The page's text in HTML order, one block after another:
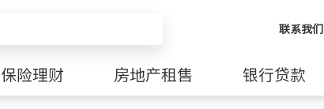
联系我们
保险理财 房地产租售 银行贷款